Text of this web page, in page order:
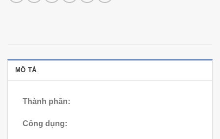
MÔ TẢ
Thành phần:
Công dụng: